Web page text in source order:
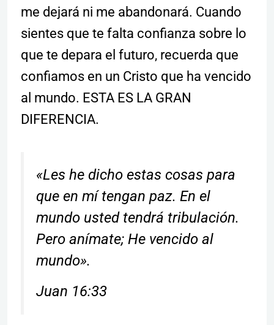
me dejará ni me abandonará. Cuando
sientes que te falta confianza sobre lo
que te depara el futuro, recuerda que
confiamos en un Cristo que ha vencido
al mundo. ESTA ES LA GRAN
DIFERENCIA.
«Les he dicho estas cosas para
que en mí tengan paz. En el
mundo usted tendrá tribulación.
Pero anímate; He vencido al
mundo».
Juan 16:33